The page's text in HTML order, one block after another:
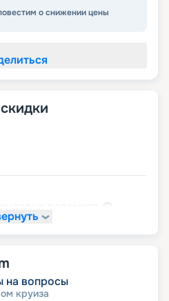
о снижении цены
на вопросы
круиза